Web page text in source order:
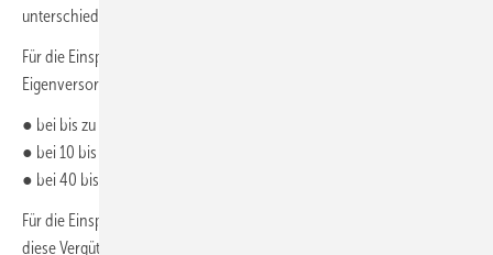
unterschieden:
Für die Einspeisung der Überschüsse aus Anlagen zur
Eigenversorgung gilt folgende Vergütung:
● bei bis zu 10 kW
● bei 10 bis 40 kW
● bei 40 bis 100 kW
Für die Einspeisung des Stroms aus Anlagen zur Volleinspeisung gilt
diese Vergütung: